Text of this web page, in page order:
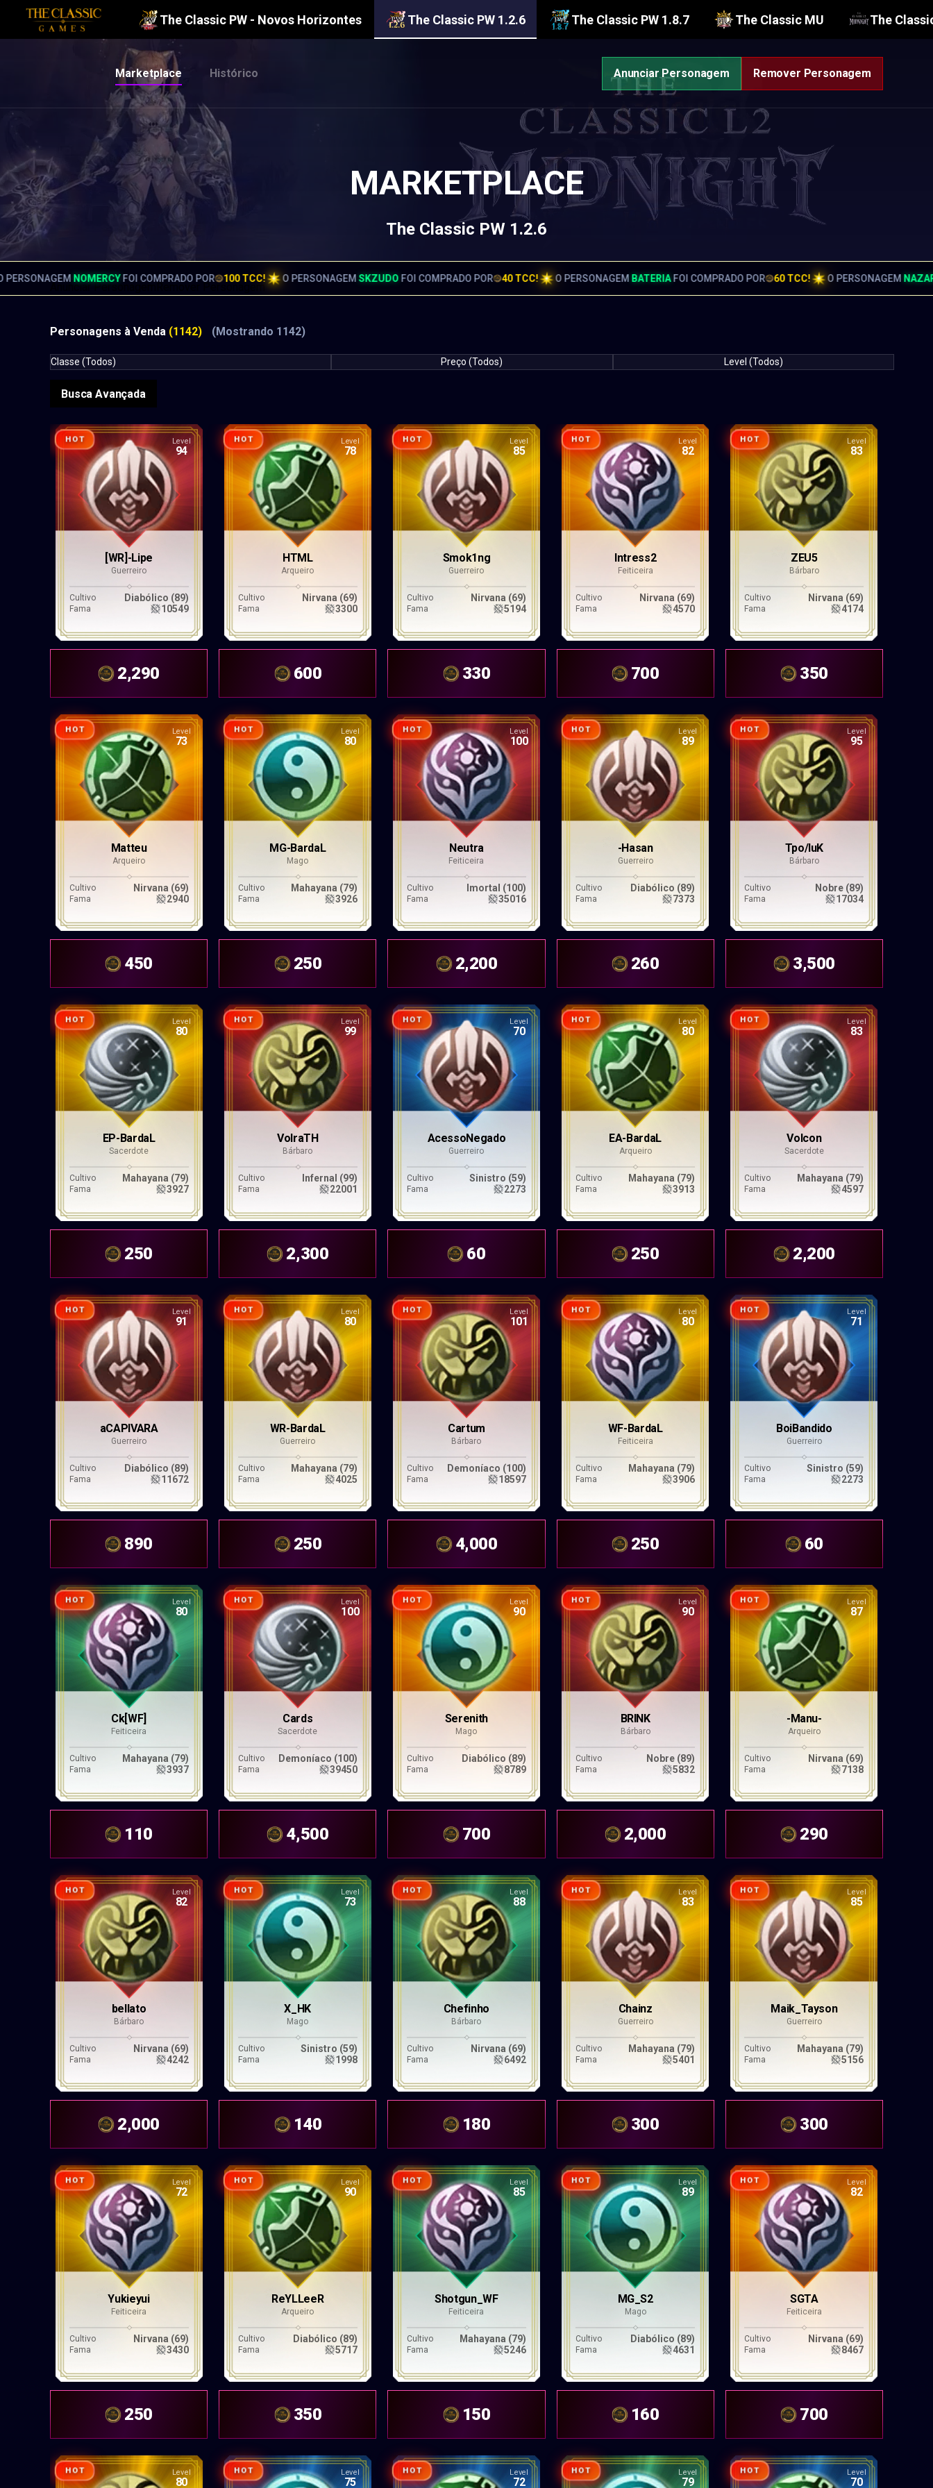
The Classic PW - Novos Horizontes The Classic PW 1.2.6 The Classic PW 1.8.7 The Classic MU The
Marketplace Histórico Anunciar Personagem Remover Personagem
MARKETPLACE
The Classic PW 1.2.6
POR 100 TCC! O PERSONAGEMSKZUDOFOI COMPRADO POR 40 TCC! O PERSONAGEM BATERIAFOI COMPRADO POR 60 TCC! O PERSONAGEM NAZARETHFOI COMPRADO POR 50
Anunciar Personagem Remover Personagem
Personagens à Venda (1142) (Mostrando 1142)
Classe (Todos) Preço (Todos) Level (Todos)
Busca Avançada
HOT Level
94
[WR]-Lipe
Guerreiro
Cultivo Diabólico (89)
Fama 10549
2,290
HOT Level
78
HTML
Arqueiro
Cultivo Nirvana (69)
Fama 3300
600
HOT Level
85
Smok1ng
Guerreiro
Cultivo Nirvana (69)
Fama 5194
330
HOT Level
82
Intress2
Feiticeira
Cultivo Nirvana (69)
Fama 4570
700
HOT Level
83
ZEU5
Bárbaro
Cultivo Nirvana (69)
Fama 4174
350
HOT Level
73
Matteu
Arqueiro
Cultivo Nirvana (69)
Fama 2940
450
HOT Level
80
MG-BardaL
Mago
Cultivo Mahayana (79)
Fama 3926
250
HOT Level
100
Neutra
Feiticeira
Cultivo Imortal (100)
Fama 35016
2,200
HOT Level
89
-Hasan
Guerreiro
Cultivo Diabólico (89)
Fama 7373
260
HOT Level
95
Tpo/luK
Bárbaro
Cultivo Nobre (89)
Fama 17034
3,500
HOT Level
80
EP-BardaL
Sacerdote
Cultivo Mahayana (79)
Fama 3927
250
HOT Level
99
VolraTH
Bárbaro
Cultivo Infernal (99)
Fama 22001
2,300
HOT Level
70
AcessoNegado
Guerreiro
Cultivo Sinistro (59)
Fama 2273
60
HOT Level
80
EA-BardaL
Arqueiro
Cultivo Mahayana (79)
Fama 3913
250
HOT Level
83
Volcon
Sacerdote
Cultivo Mahayana (79)
Fama 4597
2,200
HOT Level
91
aCAPIVARA
Guerreiro
Cultivo Diabólico (89)
Fama 11672
890
HOT Level
80
WR-BardaL
Guerreiro
Cultivo Mahayana (79)
Fama 4025
250
HOT Level
101
Cartum
Bárbaro
Cultivo Demoníaco (100)
Fama 18597
4,000
HOT Level
80
WF-BardaL
Feiticeira
Cultivo Mahayana (79)
Fama 3906
250
HOT Level
71
BoiBandido
Guerreiro
Cultivo Sinistro (59)
Fama 2273
60
HOT Level
80
Ck[WF]
Feiticeira
Cultivo Mahayana (79)
Fama 3937
110
HOT Level
100
Cards
Sacerdote
Cultivo Demoníaco (100)
Fama 39450
4,500
HOT Level
90
Serenith
Mago
Cultivo Diabólico (89)
Fama 8789
700
HOT Level
90
BRINK
Bárbaro
Cultivo Nobre (89)
Fama 5832
2,000
HOT Level
87
-Manu-
Arqueiro
Cultivo Nirvana (69)
Fama 7138
290
HOT Level
82
bellato
Bárbaro
Cultivo Nirvana (69)
Fama 4242
2,000
HOT Level
73
X_HK
Mago
Cultivo Sinistro (59)
Fama 1998
140
HOT Level
88
Chefinho
Bárbaro
Cultivo Nirvana (69)
Fama 6492
180
HOT Level
83
Chainz
Guerreiro
Cultivo Mahayana (79)
Fama 5401
300
HOT Level
85
Maik_Tayson
Guerreiro
Cultivo Mahayana (79)
Fama 5156
300
HOT Level
72
Yukieyui
Feiticeira
Cultivo Nirvana (69)
Fama 3430
250
HOT Level
90
ReYLLeeR
Arqueiro
Cultivo Diabólico (89)
Fama 5717
350
HOT Level
85
Shotgun_WF
Feiticeira
Cultivo Mahayana (79)
Fama 5246
150
HOT Level
89
MG_S2
Mago
Cultivo Diabólico (89)
Fama 4631
160
HOT Level
82
SGTA
Feiticeira
Cultivo Nirvana (69)
Fama 8467
700
HOT Level
80
HOT Level
75
HOT Level
72
HOT Level
79
HOT Level
70